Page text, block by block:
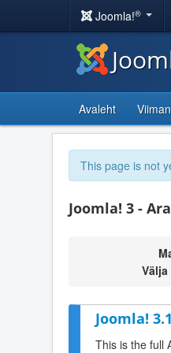
Joomla!®
Avaleht
This page is not
Joomla! 3 -
Joomla!
This is the full